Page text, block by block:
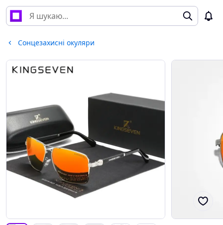
Сонцезахисні окуляри